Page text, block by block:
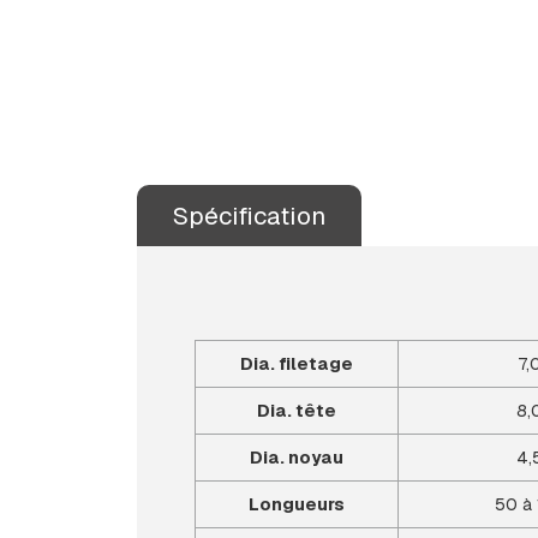
Spécification
Dia. filetage
Dia. tête
Dia. noyau
Longueurs 50 à